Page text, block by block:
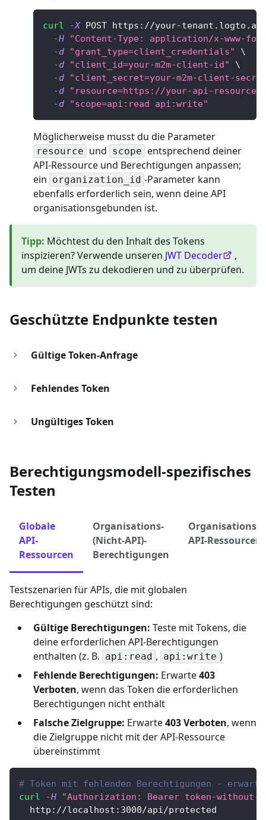
curl -X POST https://your-
-H
"Content-Type: application/x-www-
-d
"grant_type=client_credentials"
\
-d
"client_id=your-m2m-client-id"
\
-d
"client_secret=your-m2m-client-
-d
"resource=https://your-api-
-d
"scope=api:read api:write"
Möglicherweise musst du die Parameter
resource und scope entsprechend deiner
API-Ressource und Berechtigungen anpassen;
ein organization_id -Parameter kann
ebenfalls erforderlich sein, wenn deine API
organisationsgebunden ist.
Tipp: Möchtest du den Inhalt des Tokens
inspizieren? Verwende unseren JWT Decoder
,
um deine JWTs zu dekodieren und zu überprüfen.
Geschützte Endpunkte testen
Gültige Token-Anfrage
Fehlendes Token
Ungültiges Token
Berechtigungsmodell-spezifisches
Testen
Globale
API-
Ressourcen
Organisations-
(Nicht-API)-
Berechtigungen
API-Ressourcen
Testszenarien für APIs, die mit globalen
Berechtigungen geschützt sind:
Gültige Berechtigungen: Teste mit Tokens, die
deine erforderlichen API-Berechtigungen
enthalten (z. B. api:read , api:write )
Fehlende Berechtigungen: Erwarte403
Verboten, wenn das Token die erforderlichen
Berechtigungen nicht enthält
Falsche Zielgruppe: Erwarte403 Verboten, wenn
die Zielgruppe nicht mit der API-Ressource
übereinstimmt
# Token mit fehlenden Berechtigungen -
curl
-H
"Authorization: Bearer token-without-
  http://localhost:3000/api/protected